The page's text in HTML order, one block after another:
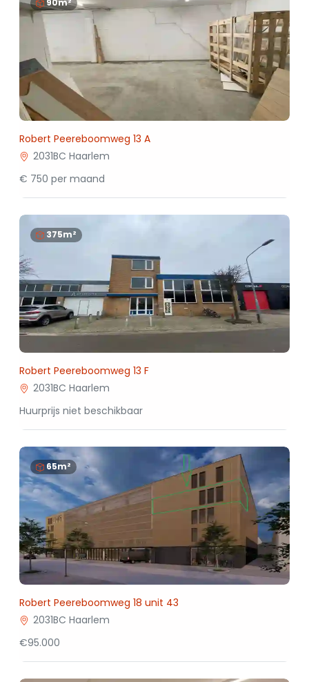
90m²
Robert Peereboomweg 13 A
2031BC Haarlem
€ 750 per maand
375m²
Robert Peereboomweg 13 F
2031BC Haarlem
Huurprijs niet beschikbaar
65m²
Robert Peereboomweg 18 unit 43
2031BC Haarlem
€95.000